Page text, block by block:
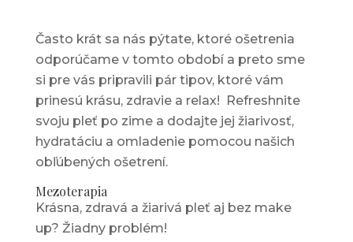
Často krát sa nás pýtate, ktoré ošetrenia
odporúčame v tomto období a preto sme
si pre vás pripravili pár tipov, ktoré vám
prinesú krásu, zdravie a relax! Refreshnite
svoju pleť po zime a dodajte jej žiarivosť,
hydratáciu a omladenie pomocou našich
obľúbených ošetrení.
Mezoterapia
Krásna, zdravá a žiarivá pleť aj bez make
up? Žiadny problém!